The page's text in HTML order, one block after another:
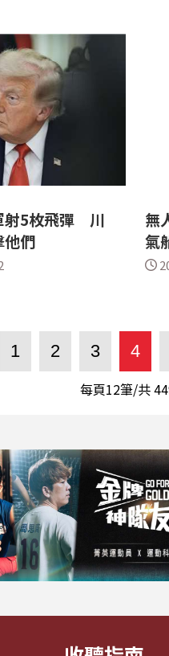
射5枚飛彈 川
他們
無
氣
1 2 3 4
每頁12筆/共